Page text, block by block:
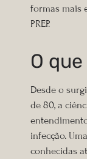
formas mais
PREP.
O
Desde o
de 80, a
infecção.
conhecidas